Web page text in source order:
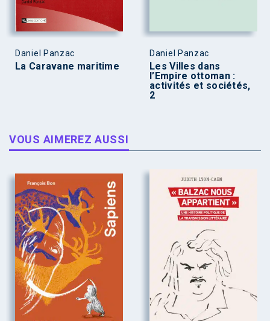
Daniel Panzac
La Caravane maritime
Daniel Panzac
Les Villes dans
l’Empire ottoman :
activités et sociétés,
2
VOUS AIMEREZ AUSSI